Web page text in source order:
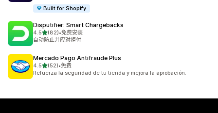
Built for Shopify
Disputifier: Smart Chargebacks
4.5星（满分 5 星）
(82)
总共 82 条评论
•免费安装
自动防止并应对拒付
Mercado Pago Antifraude Plus
4.5星（满分 5 星）
(52)
总共 52 条评论
•免费
Refuerza la seguridad de tu tienda y mejora la aprobación.